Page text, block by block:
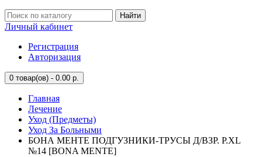
Найти
Личный кабинет
Регистрация
Авторизация
0 товар(ов) - 0.00 р.
Главная
Лечение
Уход (Предметы)
Уход За Больными
БОНА МЕНТЕ ПОДГУЗНИКИ-ТРУСЫ Д/ВЗР. Р.XL
№14 [BONA MENTE]